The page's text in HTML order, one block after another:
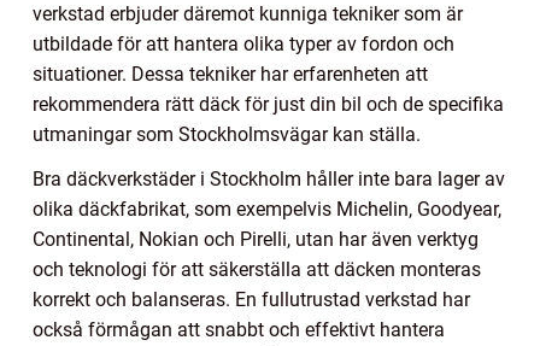
verkstad erbjuder däremot kunniga tekniker som är
utbildade för att hantera olika typer av fordon och
situationer. Dessa tekniker har erfarenheten att
rekommendera rätt däck för just din bil och de specifika
utmaningar som Stockholmsvägar kan ställa.
Bra däckverkstäder i Stockholm håller inte bara lager av
olika däckfabrikat, som exempelvis Michelin, Goodyear,
Continental, Nokian och Pirelli, utan har även verktyg
och teknologi för att säkerställa att däcken monteras
korrekt och balanseras. En fullutrustad verkstad har
också förmågan att snabbt och effektivt hantera